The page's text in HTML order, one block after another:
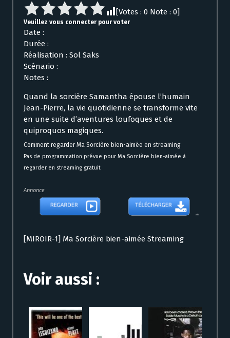
[Votes : 0 Note : 0]
Veuillez vous connecter pour voter
Date :
Durée :
Réalisation : Sol Saks
Scénario :
Notes :
Quand la sorcière Samantha épouse l’humain
Jean-Pierre, la vie quotidienne se transforme vite
en une suite d’aventures loufoques et de
quiproquos magiques.
Comment regarder Ma Sorcière bien-aimée en streaming
Pas de programmation prévue pour Ma Sorcière bien-aimée à
regarder en streaming gratuit
Annonce
[MIROIR-1] Ma Sorcière bien-aimée Streaming
Voir aussi :